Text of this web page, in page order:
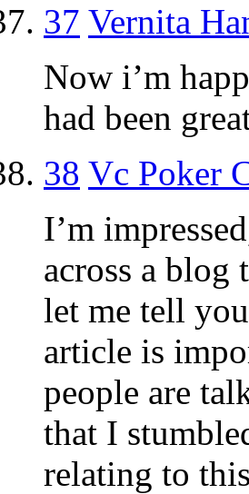
37 Vernita
Now i’m
had been
38 Vc Poker
I’m
across a blog
let me tell
article is
people are
that I
relating to